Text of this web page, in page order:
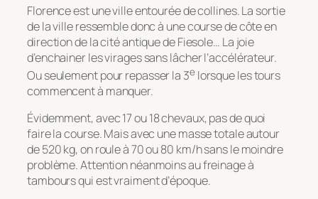
Florence est une ville entourée de collines. La sortie
de la ville ressemble donc à une course de côte en
direction de la cité antique de Fiesole… La joie
d’enchainer les virages sans lâcher l’accélérateur.
Ou seulement pour repasser la 3e lorsque les tours
commencent à manquer.
Évidemment, avec 17 ou 18 chevaux, pas de quoi
faire la course. Mais avec une masse totale autour
de 520 kg, on roule à 70 ou 80 km/h sans le moindre
problème. Attention néanmoins au freinage à
tambours qui est vraiment d’époque.